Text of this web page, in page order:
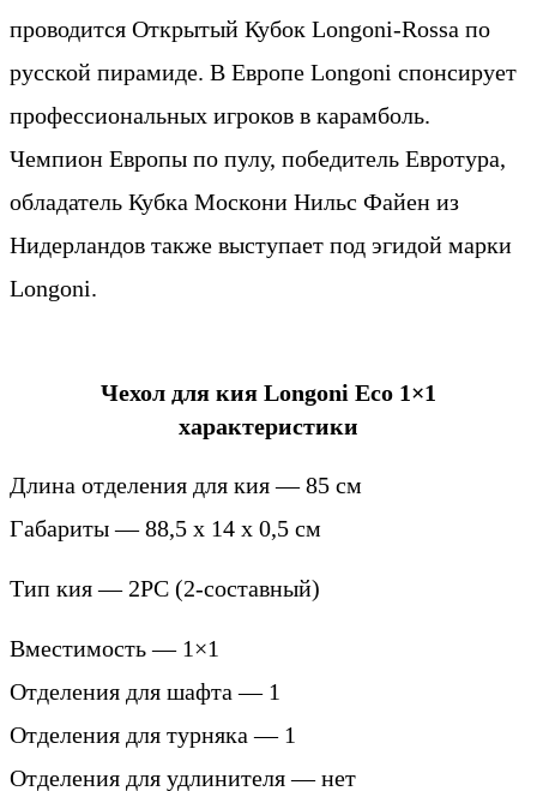
проводится Открытый Кубок Longoni-Rossa по
русской пирамиде. В Европе Longoni спонсирует
профессиональных игроков в карамболь.
Чемпион Европы по пулу, победитель Евротура,
обладатель Кубка Москони Нильс Файен из
Нидерландов также выступает под эгидой марки
Longoni.
Чехол для кия Longoni Eco 1×1
характеристики
Длина отделения для кия —85 см
Габариты — 88,5 x 14 x 0,5 см
Тип кия — 2PC (2-составный)
Вместимость — 1×1
Отделения для шафта — 1
Отделения для турняка — 1
Отделения для удлинителя —нет